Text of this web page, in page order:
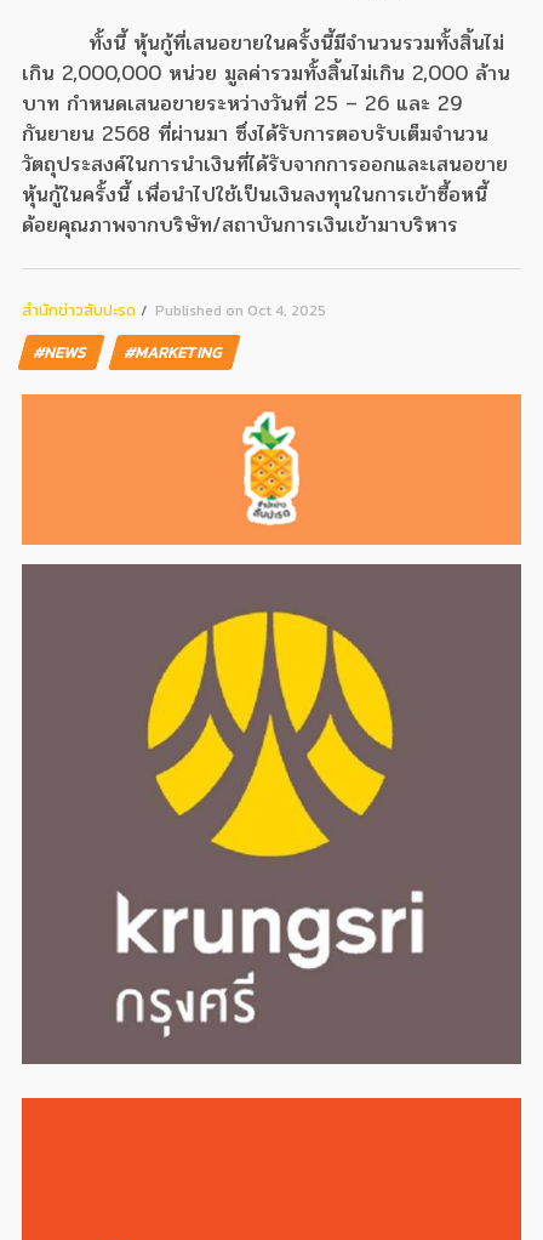
ทั้งนี้ หุ้นกู้ที่เสนอขายในครั้งนี้มีจำนวนรวมทั้งสิ้นไม่
เกิน 2,000,000 หน่วย มูลค่ารวมทั้งสิ้นไม่เกิน 2,000 ล้าน
บาท กำหนดเสนอขายระหว่างวันที่ 25 – 26 และ 29
กันยายน 2568 ที่ผ่านมา ซึ่งได้รับการตอบรับเต็มจำนวน
วัตถุประสงค์ในการนำเงินที่ได้รับจากการออกและเสนอขาย
หุ้นกู้ในครั้งนี้ เพื่อนำไปใช้เป็นเงินลงทุนในการเข้าซื้อหนี้
ด้อยคุณภาพจากบริษัท/สถาบันการเงินเข้ามาบริหาร
สํานักข่าวสับปะรด Published on Oct 4, 2025
#NEWS #MARKETING